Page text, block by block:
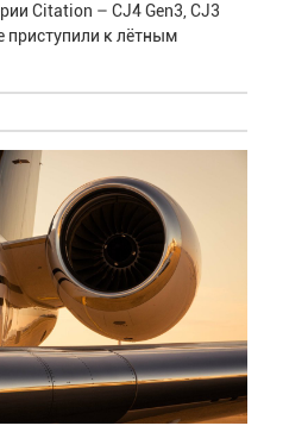
Citation – CJ4 Gen3, CJ3
приступили к лётным